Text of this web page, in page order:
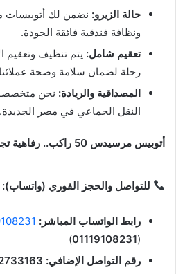
حالة الزيرو: نضمن لك أتوبيسات
ونظافة فندقية فائقة الجودة.
تعقيم شامل: يتم تنظيف وتعقيم
رحلة لضمان سلامة وصحة
المصداقية والريادة: نحن
النقل الجماعي في مصر الجديدة.
أتوبيس مرسيدس 50 راكب.. رفاهية تجمعنا وأمان يوصلنا!
للتواصل والحجز الفوري (واتساب):
رابط الواتساب المباشر:
(01119108231)
رقم التواصل الإضافي: